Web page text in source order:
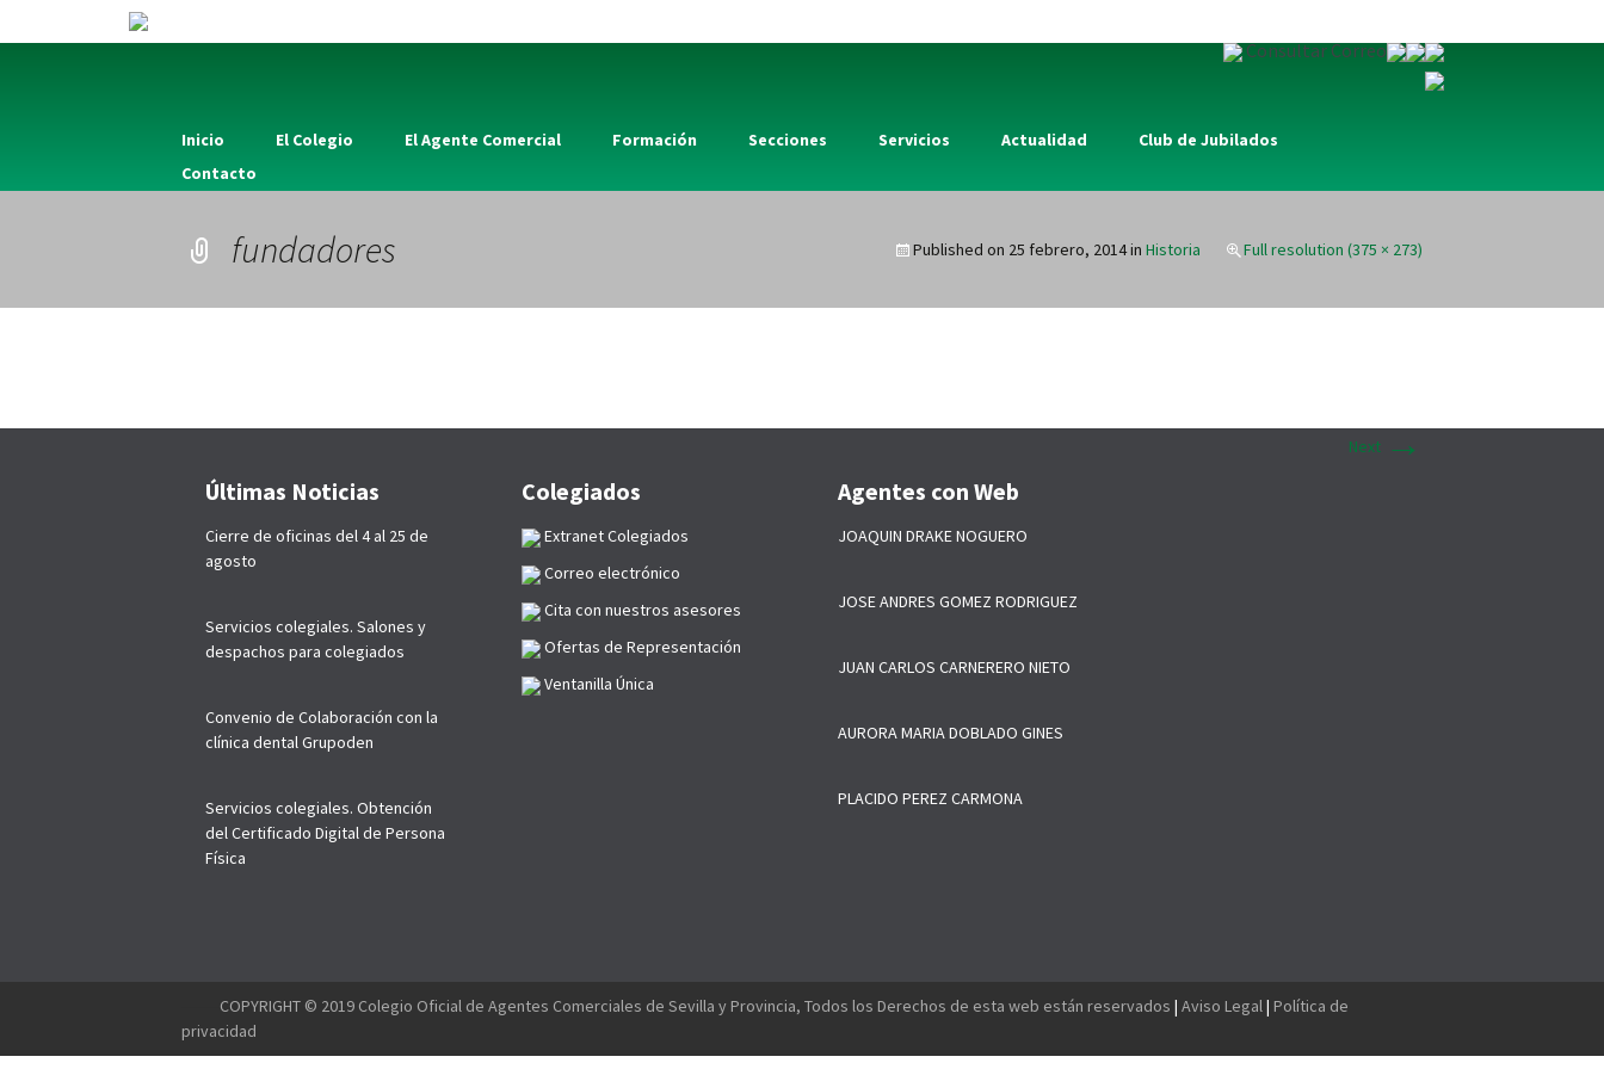
Consultar Correo
Inicio El Colegio El Agente Comercial Formación Secciones Servicios Actualidad
Club de Jubilados
Contacto
fundadores Published on 25 febrero, 2014in Historia Full resolution (375 × 273)
Next→
Últimas Noticias
Cierre de oficinas del 4 al 25 de
agosto
Servicios colegiales. Salones y
despachos para colegiados
Convenio de Colaboración con la
clínica dental Grupoden
Servicios colegiales. Obtención
del Certificado Digital de Persona
Física
Colegiados
Extranet Colegiados
Correo electrónico
Cita con nuestros asesores
Ofertas de Representación
Ventanilla Única
Agentes con Web
JOAQUIN DRAKE NOGUERO
JOSE ANDRES GOMEZ RODRIGUEZ
JUAN CARLOS CARNERERO NIETO
AURORA MARIA DOBLADO GINES
PLACIDO PEREZ CARMONA
COPYRIGHT © 2019 Colegio Oficial de Agentes Comerciales de Sevilla y Provincia, Todos los Derechos de esta web están reservados | Aviso Legal| Política de
privacidad